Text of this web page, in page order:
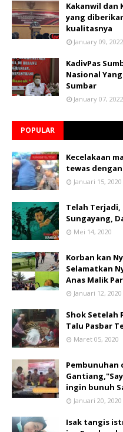
Kakanwil dan
yang
kualitasnya
January 09, 2022
KadivPas
Nasional
Sumbar
January 07, 2022
POPULAR
Kecelakaan
tewas
Januari 15, 2020
Telah Terjadi,
Sungayang,
Mei 14, 2020
Korban kan
Selamatkan
Anas Malik
Januari 12, 2020
Shok Setelah
Talu Pasbar
Maret 05, 2020
Pembunuhan
ingin bunuh
Januari 20, 2020
Isak tangis